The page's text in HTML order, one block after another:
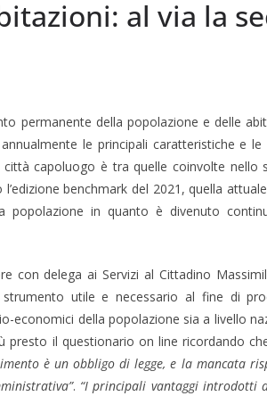
al via la
permanente della popolazione e delle
le principali caratteristiche e le
capoluogo è tra quelle coinvolte nello
l’edizione benchmark del 2021, quella
popolazione in quanto è divenuto
con delega ai Servizi al Cittadino
strumento utile e necessario al fine di
della popolazione sia a livello
presto il questionario on line ricordando
è un obbligo di legge, e la mancata
. “I principali vantaggi introdotti